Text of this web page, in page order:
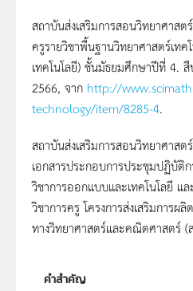
สถาบันส่งเสริมการสอนวิทยาศาส
ครูรายวิชาพื้นฐานวิทยาศาสตร์เท
เทคโนโลยี) ชั้นมัธยมศึกษาปีที่ 4.
2566, จาก http://
technology/item/8285-4.
สถาบันส่งเสริมการสอนวิทยาศาสต
เอกสารประกอบการประชุมปฏิบัติ
วิชาการออกแบบและเทคโนโลยี แ
วิชาการครู โครงการส่งเสริมการ
ทางวิทยาศาสตร์และคณิตศาสตร์ (
คำสำคัญ